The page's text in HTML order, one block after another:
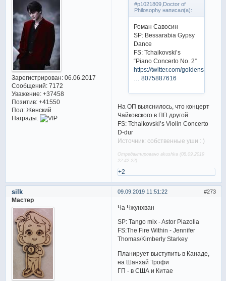
Зарегистрирован: 06.06.2017
Сообщений:7172
Уважение: +37458
Позитив: +41550
Пол:Женский
Награды:
#p1021809,Doctor of
Philosophy написал(а):
Роман Савосин
SP: Bessarabia Gypsy
Dance
FS: Tchaikovski’s
“Piano Concerto No. 2”
https://twitter.com/goldenskate/
… 8075887616
На ОП выяснилось, что концерт
Чайковского в ПП другой:
FS: Tchaikovski’s Violin Concerto
D-dur
Источник: собственные уши : )
Отредактировано akushka (08.09.2019
22:42:22)
+2
273
09.09.2019 11:51:22
silk
Мастер
Ча Чжунхван
SP: Tango mix - Astor Piazolla
FS:The Fire Within - Jennifer
Thomas/Kimberly Starkey
Планирует выступить в Канаде,
на Шанхай Трофи
ГП - в США и Китае